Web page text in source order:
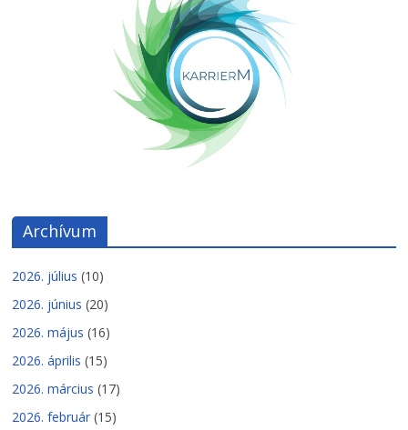
Archívum
2026. július (10)
2026. június (20)
2026. május (16)
2026. április (15)
2026. március (17)
2026. február (15)